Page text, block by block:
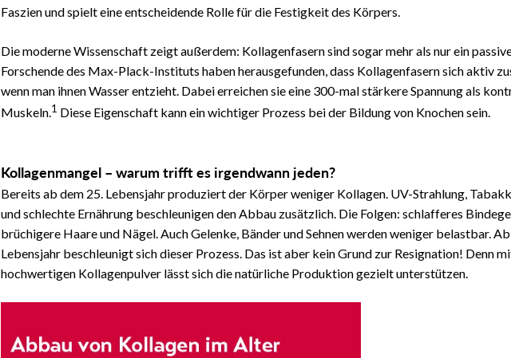
Faszien und spielt eine entscheidende Rolle für die Festigkeit des Körpers.
Die moderne Wissenschaft zeigt außerdem: Kollagenfasern sind sogar mehr als nur ein
Forschende des Max-Plack-Instituts haben herausgefunden, dass Kollagenfasern sich aktiv
wenn man ihnen Wasser entzieht. Dabei erreichen sie eine 300-mal stärkere Spannung als
Muskeln.1 Diese Eigenschaft kann ein wichtiger Prozess bei der Bildung von Knochen sein.
Kollagenmangel – warum trifft es irgendwann jeden?
Bereits ab dem 25. Lebensjahr produziert der Körper weniger Kollagen. UV-Strahlung,
und schlechte Ernährung beschleunigen den Abbau zusätzlich. Die Folgen: schlafferes
brüchigere Haare und Nägel. Auch Gelenke, Bänder und Sehnen werden weniger belastbar.
Lebensjahr beschleunigt sich dieser Prozess. Das ist aber kein Grund zur Resignation! Denn
hochwertigen Kollagenpulver lässt sich die natürliche Produktion gezielt unterstützen.